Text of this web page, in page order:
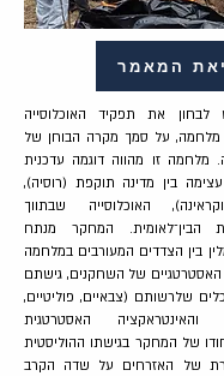
המאמר
את תפקיד האוכלוסייה
מלחמה, על סמך מקרה הבוחן של
מלחמה זו מהווה דוגמה עדכנית
עצימה בין מדינה תוקפת (רוסיה),
האוכלוסייה שבתווך
הבין־לאומית. המחקר מנתח
בין הצדדים המעורבים במלחמה
של השחקנים, גישתם
שלרשותם (צבאיים, פוליטיים,
והאינטראקציה האסטרטגית
של המחקר בגישתו ההוליסטית
של האזרחים על שדה הקרב